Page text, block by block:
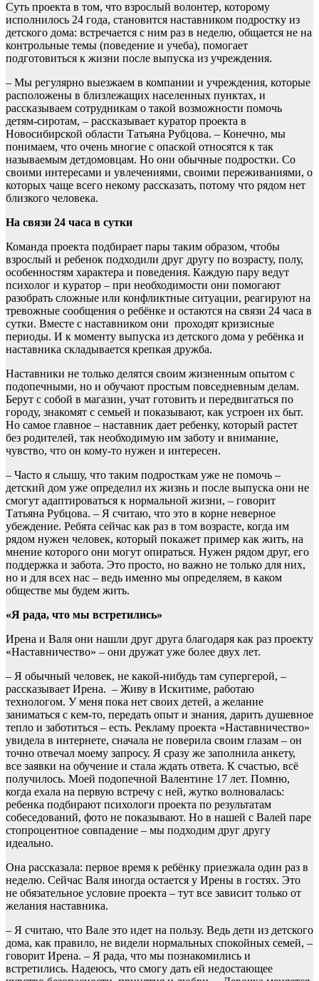
Суть проекта в том, что взрослый волонтер, которому
исполнилось 24 года, становится наставником подростку из
детского дома: встречается с ним раз в неделю, общается не на
контрольные темы (поведение и учеба), помогает
подготовиться к жизни после выпуска из учреждения.
– Мы регулярно выезжаем в компании и учреждения, которые
расположены в близлежащих населенных пунктах, и
рассказываем сотрудникам о такой возможности помочь
детям-сиротам, – рассказывает куратор проекта в
Новосибирской области Татьяна Рубцова. – Конечно, мы
понимаем, что очень многие с опаской относятся к так
называемым детдомовцам. Но они обычные подростки. Со
своими интересами и увлечениями, своими переживаниями, о
которых чаще всего некому рассказать, потому что рядом нет
близкого человека.
На связи 24 часа в сутки
Команда проекта подбирает пары таким образом, чтобы
взрослый и ребенок подходили друг другу по возрасту, полу,
особенностям характера и поведения. Каждую пару ведут
психолог и куратор – при необходимости они помогают
разобрать сложные или конфликтные ситуации, реагируют на
тревожные сообщения о ребёнке и остаются на связи 24 часа в
сутки. Вместе с наставником они проходят кризисные
периоды. И к моменту выпуска из детского дома у ребёнка и
наставника складывается крепкая дружба.
Наставники не только делятся своим жизненным опытом с
подопечными, но и обучают простым повседневным делам.
Берут с собой в магазин, учат готовить и передвигаться по
городу, знакомят с семьей и показывают, как устроен их быт.
Но самое главное – наставник дает ребенку, который растет
без родителей, так необходимую им заботу и внимание,
чувство, что он кому-то нужен и интересен.
– Часто я слышу, что таким подросткам уже не помочь –
детский дом уже определил их жизнь и после выпуска они не
смогут адаптироваться к нормальной жизни, – говорит
Татьяна Рубцова. – Я считаю, что это в корне неверное
убеждение. Ребята сейчас как раз в том возрасте, когда им
рядом нужен человек, который покажет пример как жить, на
мнение которого они могут опираться. Нужен рядом друг, его
поддержка и забота. Это просто, но важно не только для них,
но и для всех нас – ведь именно мы определяем, в каком
обществе мы будем жить.
«Я рада, что мы встретились»
Ирена и Валя они нашли друг друга благодаря как раз проекту
«Наставничество» – они дружат уже более двух лет.
– Я обычный человек, не какой-нибудь там супергерой, –
рассказывает Ирена. – Живу в Искитиме, работаю
технологом. У меня пока нет своих детей, а желание
заниматься с кем-то, передать опыт и знания, дарить душевное
тепло и заботиться – есть. Рекламу проекта «Наставничество»
увидела в интернете, сначала не поверила своим глазам – он
точно отвечал моему запросу. Я сразу же заполнила анкету,
все заявки на обучение и стала ждать ответа. К счастью, всё
получилось. Моей подопечной Валентине 17 лет. Помню,
когда ехала на первую встречу с ней, жутко волновалась:
ребенка подбирают психологи проекта по результатам
собеседований, фото не показывают. Но в нашей с Валей паре
стопроцентное совпадение – мы подходим друг другу
идеально.
Она рассказала: первое время к ребёнку приезжала один раз в
неделю. Сейчас Валя иногда остается у Ирены в гостях. Это
не обязательное условие проекта – тут все зависит только от
желания наставника.
– Я считаю, что Вале это идет на пользу. Ведь дети из детского
дома, как правило, не видели нормальных спокойных семей, –
говорит Ирена. – Я рада, что мы познакомились и
встретились. Надеюсь, что смогу дать ей недостающее